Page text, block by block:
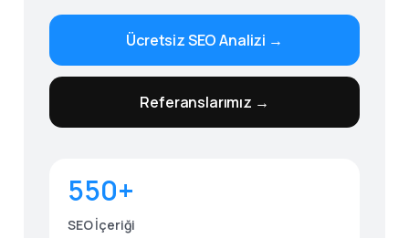
Ücretsiz SEO Analizi →
Referanslarımız →
550+
SEO İçeriği
Give us a call
Send us a message
Send your message any time you want.